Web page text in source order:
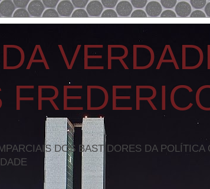
DOS BASTIDORES DA